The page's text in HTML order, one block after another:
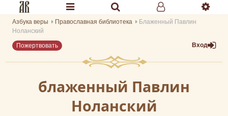
Разделы портала «Азбука веры»
Главная
Библиотеки
Азбука веры Православная библиотека
Блаженный Павлин
Ноланский
Пожертвовать Вход
блаженный Павлин
Ноланский